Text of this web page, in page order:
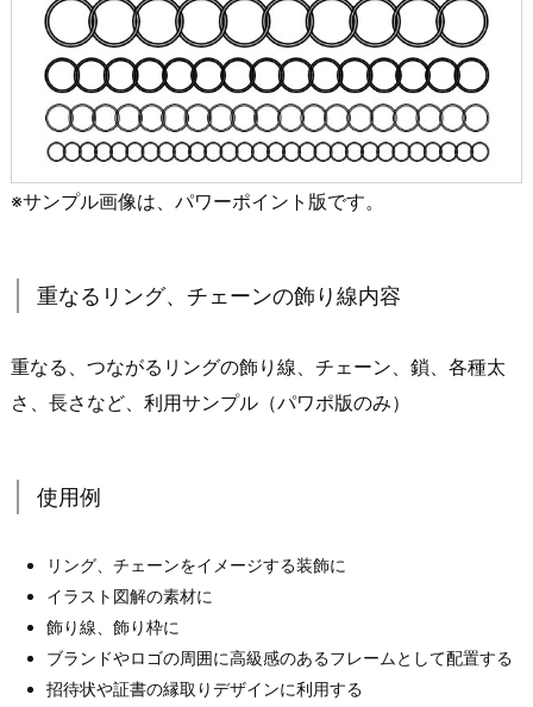
※サンプル画像は、パワーポイント版です。
重なるリング、チェーンの飾り線内容
重なる、つながるリングの飾り線、チェーン、鎖、各種太
さ、長さなど、利用サンプル（パワポ版のみ）
使用例
リング、チェーンをイメージする装飾に
イラスト図解の素材に
飾り線、飾り枠に
ブランドやロゴの周囲に高級感のあるフレームとして配置する
招待状や証書の縁取りデザインに利用する